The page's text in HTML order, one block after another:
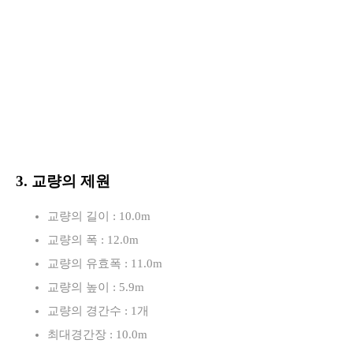
3. 교량의 제원
교량의 길이 : 10.0m
교량의 폭 : 12.0m
교량의 유효폭 : 11.0m
교량의 높이 : 5.9m
교량의 경간수 : 1개
최대경간장 : 10.0m